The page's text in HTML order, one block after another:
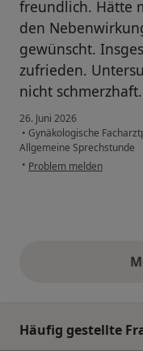
freundlich. Hätte
den
gewünscht.
zufrieden.
nicht schmerzhaft.
26. Juni 2026
• Gynäkologische
Allgemeine Sprechstunde
• Problem melden
Häufig gestellte